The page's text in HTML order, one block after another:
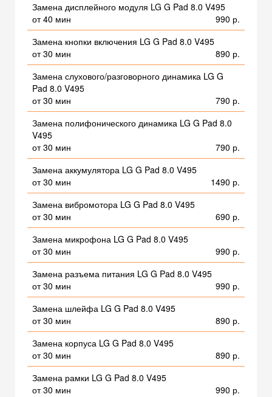
Замена дисплейного модуля LG G Pad 8.0 V495
от 40 мин
990 р.
Замена кнопки включения LG G Pad 8.0 V495
от 30 мин
890 р.
Замена слухового/разговорного динамика LG G
Pad 8.0 V495
от 30 мин
790 р.
Замена полифонического динамика LG G Pad 8.0
V495
от 30 мин
790 р.
Замена аккумулятора LG G Pad 8.0 V495
от 30 мин
1490 р.
Замена вибромотора LG G Pad 8.0 V495
от 30 мин
690 р.
Замена микрофона LG G Pad 8.0 V495
от 30 мин
990 р.
Замена разъема питания LG G Pad 8.0 V495
от 30 мин
990 р.
Замена шлейфа LG G Pad 8.0 V495
от 30 мин
890 р.
Замена корпуса LG G Pad 8.0 V495
от 30 мин
890 р.
Замена рамки LG G Pad 8.0 V495
от 30 мин
990 р.